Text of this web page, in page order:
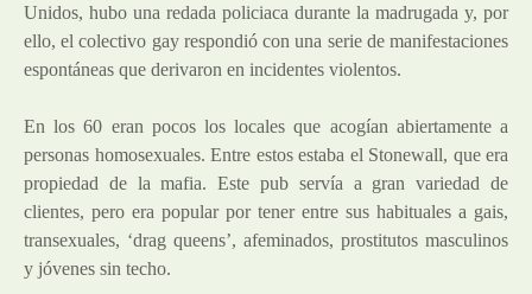
Unidos, hubo una redada policiaca durante la madrugada y, por
ello, el colectivo gay respondió con una serie de manifestaciones
espontáneas que derivaron en incidentes violentos.
En los 60 eran pocos los locales que acogían abiertamente a
personas homosexuales. Entre estos estaba el Stonewall, que era
propiedad de la mafia. Este pub servía a gran variedad de
clientes, pero era popular por tener entre sus habituales a gais,
transexuales, ‘drag queens’, afeminados, prostitutos masculinos
y jóvenes sin techo.